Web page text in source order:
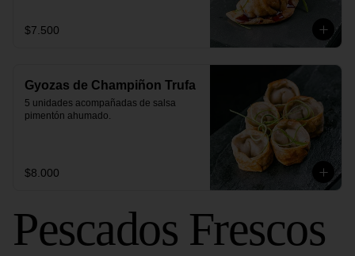
$7.500
Gyozas de Champiñon Trufa
5 unidades acompañadas de salsa
pimentón ahumado.
$8.000
Pescados Frescos